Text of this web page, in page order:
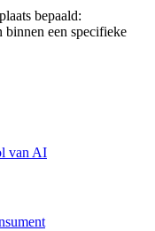
bepaald:
binnen een specifieke
van AI